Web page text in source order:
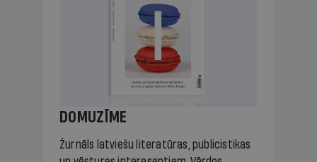
DOMUZĪME
Žurnāls latviešu literatūras, publicistikas